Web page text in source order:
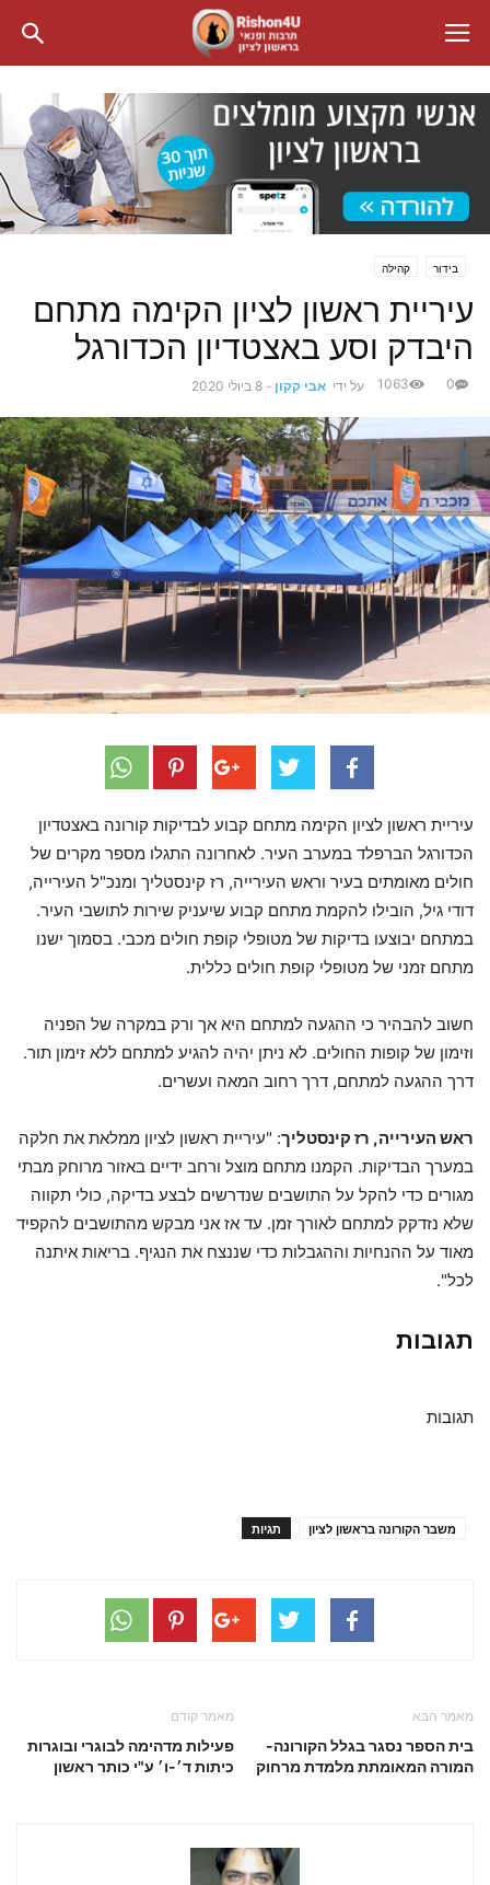
בידור קהילה
עיריית ראשון לציון הקימה מתחם
היבדק וסע באצטדיון הכדורגל
על ידי אבי קקון - 8 ביולי 2020 0
1063
עיריית ראשון לציון הקימה מתחם קבוע לבדיקות קורונה באצטדיון
הכדורגל הברפלד במערב העיר. לאחרונה התגלו מספר מקרים של
חולים מאומתים בעיר וראש העירייה, רז קינסטליך ומנכ"ל העירייה,
דודי גיל, הובילו להקמת מתחם קבוע שיעניק שירות לתושבי העיר.
במתחם יבוצעו בדיקות של מטופלי קופת חולים מכבי. בסמוך ישנו
מתחם זמני של מטופלי קופת חולים כללית.
חשוב להבהיר כי ההגעה למתחם היא אך ורק במקרה של הפניה
וזימון של קופות החולים. לא ניתן יהיה להגיע למתחם ללא זימון תור.
דרך ההגעה למתחם, דרך רחוב המאה ועשרים.
ראש העירייה, רז קינסטליך: "עיריית ראשון לציון ממלאת את חלקה
במערך הבדיקות. הקמנו מתחם מוצל ורחב ידיים באזור מרוחק מבתי
מגורים כדי להקל על התושבים שנדרשים לבצע בדיקה, כולי תקווה
שלא נזדקק למתחם לאורך זמן. עד אז אני מבקש מהתושבים להקפיד
מאוד על ההנחיות וההגבלות כדי שננצח את הנגיף. בריאות איתנה
לכל".
תגובות
תגובות
תגיות משבר הקורונה בראשון לציון
מאמר קודם
פעילות מדהימה לבוגרי ובוגרות
כיתות ד׳-ו׳ ע"י כותר ראשון
מאמר הבא
בית הספר נסגר בגלל הקורונה-
המורה המאומתת מלמדת מרחוק